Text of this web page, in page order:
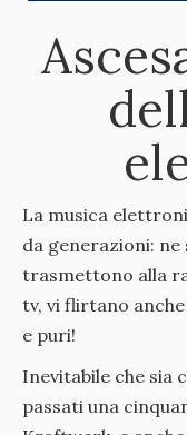
La musica
da generazioni:
trasmettono alla
tv, vi flirtano
e puri!
Inevitabile che sia
passati una